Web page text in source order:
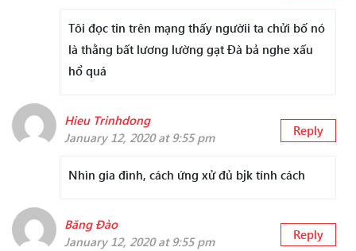
Tôi đọc tin trên mạng thấy ngườii ta chửi bố nó
là thằng bất lương lường gạt Đà bả nghe xấu
hổ quá
Hieu Trinhdong
January 12, 2020 at 9:55 pm
Reply
Nhìn gia đình, cách ứng xử đủ bjk tính cách
Băng Đào
January 12, 2020 at 9:55 pm
Reply